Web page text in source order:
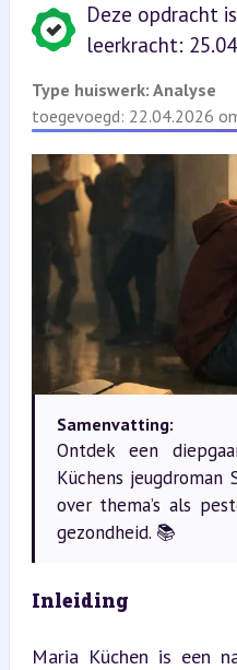
Deze opdracht
leerkracht:
Type huiswerk: Analyse
toegevoegd: 22.04.2026
Samenvatting:
Ontdek een
Küchens
over thema’s als
gezondheid. 📚
Inleiding
Maria Küchen is een